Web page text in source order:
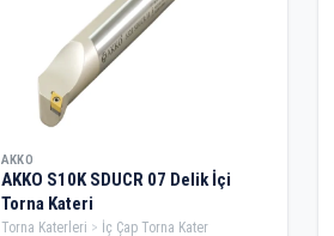
AKKO
AKKO S10K SDUCR 07 Delik İçi
Torna Kateri
Torna Katerleri İç Çap Torna Kater